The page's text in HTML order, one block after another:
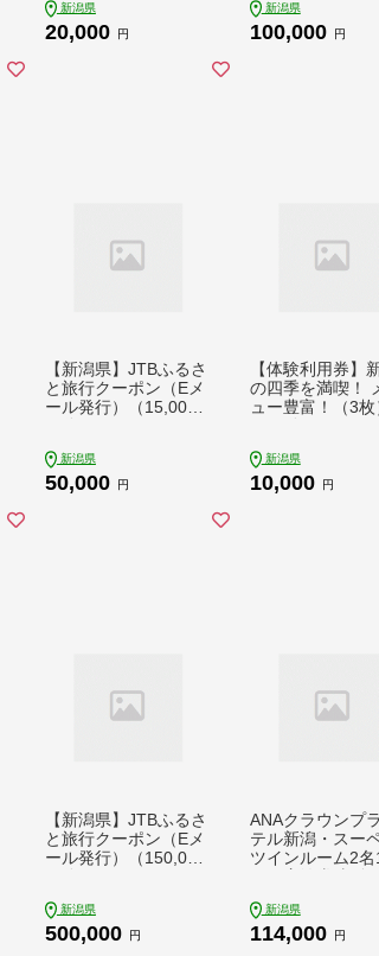
新潟県
20,000 円
新潟県
100,000 円
【新潟県】JTBふるさ
と旅行クーポン（Eメ
ール発行）（15,000
新潟県
50,000 円
【体験利用券】
の四季を満喫！
ュー豊富！（3枚
新潟県
10,000 円
【新潟県】JTBふるさ
と旅行クーポン（Eメ
ール発行）（150,000
新潟県
500,000 円
ANAクラウンプ
テル新潟・スー
ツインルーム2名
新潟県
114,000 円